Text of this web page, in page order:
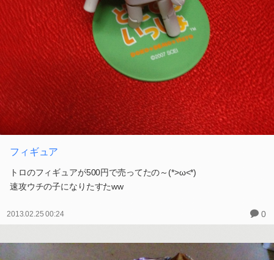
フィギュア
トロのフィギュアが500円で売ってたの～(*>ω<*)
速攻ウチの子になりたすたww
2013.02.25 00:24 0